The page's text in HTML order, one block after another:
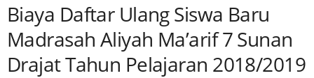
Biaya Daftar Ulang Siswa Baru
Madrasah Aliyah Ma’arif 7 Sunan
Drajat Tahun Pelajaran 2018/2019